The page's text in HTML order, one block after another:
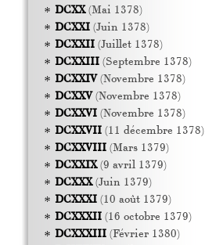
DCXX(Mai 1378)
DCXXI(Juin 1378)
DCXXII(Juillet 1378)
DCXXIII(Septembre 1378)
DCXXIV(Novembre 1378)
DCXXV(Novembre 1378)
DCXXVI(Novembre 1378)
DCXXVII(11 décembre 1378)
DCXXVIII(Mars 1379)
DCXXIX(9 avril 1379)
DCXXX(Juin 1379)
DCXXXI(10 août 1379)
DCXXXII(16 octobre 1379)
DCXXXIII(Février 1380)